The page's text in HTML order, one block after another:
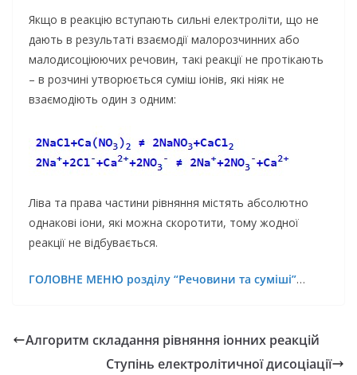
Якщо в реакцію вступають сильні електроліти, що не
дають в результаті взаємодії малорозчинних або
малодисоціюючих речовин, такі реакції не протікають
– в розчині утворюється суміш іонів, які ніяк не
взаємодіють один з одним:
Ліва та права частини рівняння містять абсолютно
однакові іони, які можна скоротити, тому жодної
реакції не відбувається.
ГОЛОВНЕ МЕНЮ розділу “Речовини та суміші”…
Алгоритм складання рівняння іонних реакцій
Ступінь електролітичної дисоціації